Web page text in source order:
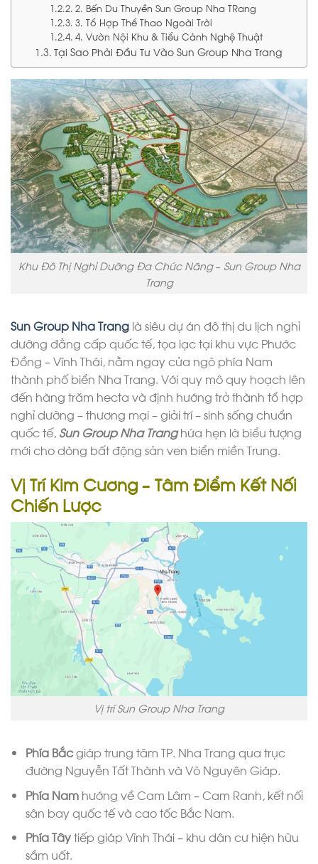
2. Bến Du Thuyền Sun Group Nha TRang
3. Tổ Hợp Thể Thao Ngoài Trời
4. Vườn Nội Khu & Tiểu Cảnh Nghệ Thuật
Tại Sao Phải Đầu Tư Vào Sun Group Nha Trang
Khu Đô Thị Nghỉ Dưỡng Đa Chức Năng – Sun Group Nha
Trang
Sun Group Nha Trang là siêu dự án đô thị du lịch nghỉ
dưỡng đẳng cấp quốc tế, tọa lạc tại khu vực Phước
Đồng – Vĩnh Thái, nằm ngay cửa ngõ phía Nam
thành phố biển Nha Trang. Với quy mô quy hoạch lên
đến hàng trăm hecta và định hướng trở thành tổ hợp
nghỉ dưỡng – thương mại – giải trí – sinh sống chuẩn
quốc tế, Sun Group Nha Tranghứa hẹn là biểu tượng
mới cho dòng bất động sản ven biển miền Trung.
Vị Trí Kim Cương – Tâm Điểm Kết Nối
Chiến Lược
Vị trí Sun Group Nha Trang
Phía Bắcgiáp trung tâm TP. Nha Trang qua trục
đường Nguyễn Tất Thành và Võ Nguyên Giáp.
Phía Namhướng về Cam Lâm – Cam Ranh, kết nối
sân bay quốc tế và cao tốc Bắc Nam.
Phía Tâytiếp giáp Vĩnh Thái – khu dân cư hiện hữu
sầm uất.